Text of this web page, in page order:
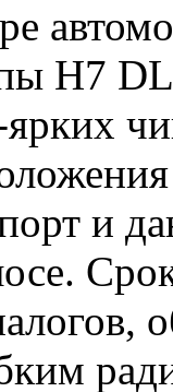
H7
и